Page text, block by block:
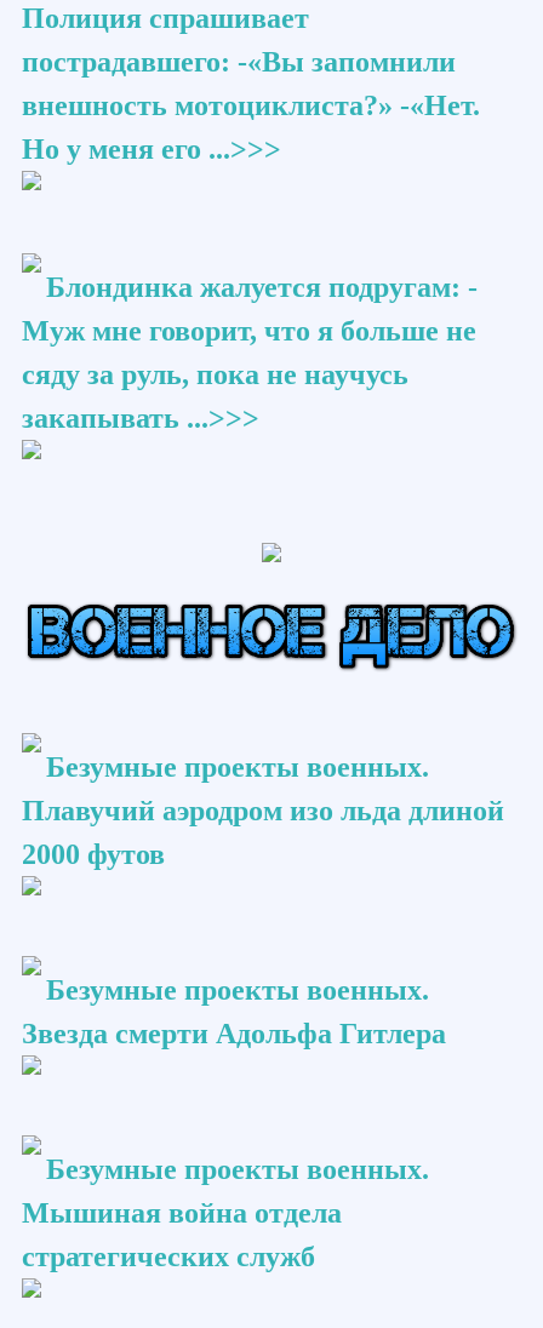
Полиция спрашивает
пострадавшего: -«Вы запомнили
внешность мотоциклиста?» -«Нет.
Но у меня его ...>>>
Блондинка жалуется подругам: -
Муж мне говорит, что я больше не
сяду за руль, пока не научусь
закапывать ...>>>
Безумные проекты военных.
Плавучий аэродром изо льда длиной
2000 футов
Безумные проекты военных.
Звезда смерти Адольфа Гитлера
Безумные проекты военных.
Мышиная война отдела
стратегических служб